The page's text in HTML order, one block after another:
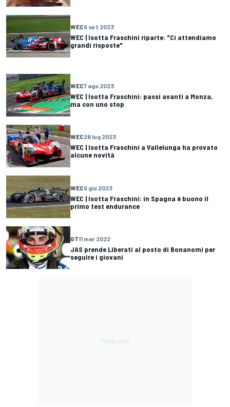
WEC9 set 2023
WEC | Isotta Fraschini riparte: "Ci attendiamo
grandi risposte"
WEC7 ago 2023
WEC | Isotta Fraschini: passi avanti a Monza,
ma con uno stop
WEC28 lug 2023
WEC | Isotta Fraschini a Vallelunga ha provato
alcune novità
WEC9 giu 2023
WEC | Isotta Fraschini: in Spagna è buono il
primo test endurance
GT11 mar 2022
JAS prende Liberati al posto di Bonanomi per
seguire i giovani